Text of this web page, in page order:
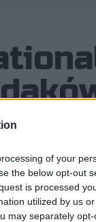
of your
the below opt-out
is processed
utilized by us
may separately
kolejne